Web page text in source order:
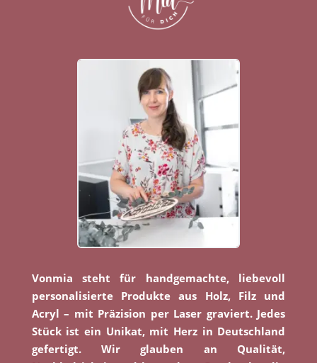
Vonmia steht für handgemachte, liebevoll
personalisierte Produkte aus Holz, Filz und
Acryl – mit Präzision per Laser graviert. Jedes
Stück ist ein Unikat, mit Herz in Deutschland
gefertigt. Wir glauben an Qualität,